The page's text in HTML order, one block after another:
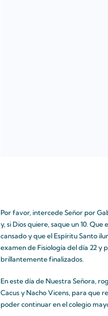
Por favor, intercede Señor por
y, si Dios quiere, saque un 10.
cansado y que el Espíritu Santo
examen de Fisiología del día 22 y
brillantemente finalizados.
En este día de Nuestra Señora,
Cacus y Nacho Vicens, para que
poder continuar en el colegio